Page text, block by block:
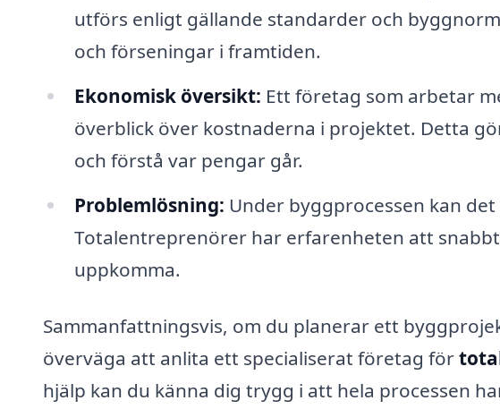
utförs enligt gällande standarder och
och förseningar i framtiden.
Ekonomisk översikt: Ett företag som arbetar
överblick över kostnaderna i projektet. Detta
och förstå var pengar går.
Problemlösning: Under byggprocessen kan
Totalentreprenörer har erfarenheten att
uppkomma.
Sammanfattningsvis, om du planerar ett
överväga att anlita ett specialiserat företag för
hjälp kan du känna dig trygg i att hela processen